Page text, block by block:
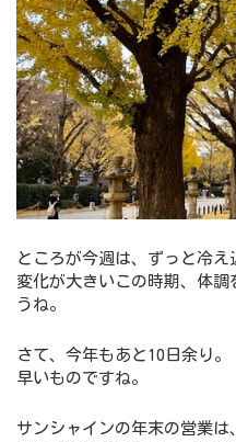
ところが今週は、ずっと冷え
変化が大きいこの時期、体調
うね。
さて、今年もあと10日余り。
早いものですね。
サンシャインの年末の営業は